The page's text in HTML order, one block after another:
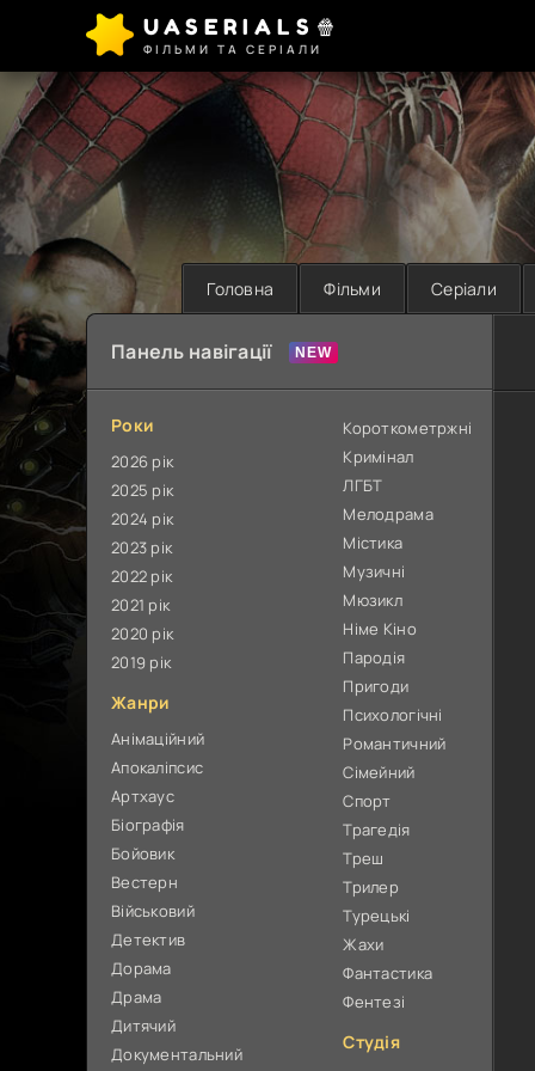
UASERIALS🍿
ФІЛЬМИ ТА СЕРІАЛИ
Головна Фільми Серіали
Панель навігації
Роки
2026 рік
2025 рік
2024 рік
2023 рік
2022 рік
2021 рік
2020 рік
2019 рік
Жанри
Анімаційний
Апокаліпсис
Артхаус
Біографія
Бойовик
Вестерн
Військовий
Детектив
Дорама
Драма
Дитячий
Документальний
Короткометржні
Кримінал
ЛГБТ
Мелодрама
Містика
Музичні
Мюзикл
Німе Кіно
Пародія
Пригоди
Психологічні
Романтичний
Сімейний
Спорт
Трагедія
Треш
Трилер
Турецькі
Жахи
Фантастика
Фентезі
Студія